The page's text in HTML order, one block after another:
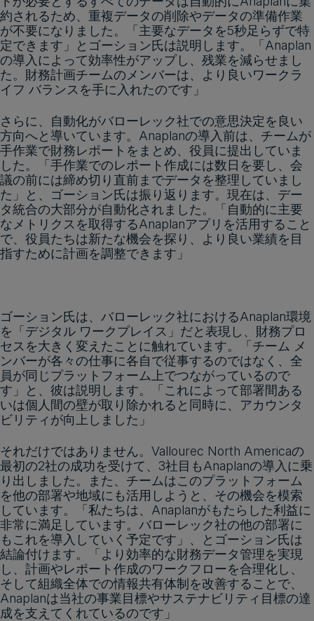
約されるため、重複データの削除やデータの準備作業
が不要になりました。「主要なデータを5秒足らずで特
定できます」とゴーション氏は説明します。「Anaplan
の導入によって効率性がアップし、残業を減らせまし
た。財務計画チームのメンバーは、より良いワークラ
イフ バランスを手に入れたのです」
さらに、自動化がバローレック社での意思決定を良い
方向へと導いています。Anaplanの導入前は、チームが
手作業で財務レポートをまとめ、役員に提出していま
した。「手作業でのレポート作成には数日を要し、会
議の前には締め切り直前までデータを整理していまし
た」と、ゴーション氏は振り返ります。現在は、デー
タ統合の大部分が自動化されました。「自動的に主要
なメトリクスを取得するAnaplanアプリを活用すること
で、役員たちは新たな機会を探り、より良い業績を目
指すために計画を調整できます」
ゴーション氏は、バローレック社におけるAnaplan環境
を「デジタル ワークプレイス」だと表現し、財務プロ
セスを大きく変えたことに触れています。「チーム メ
ンバーが各々の仕事に各自で従事するのではなく、全
員が同じプラットフォーム上でつながっているので
す」と、彼は説明します。「これによって部署間ある
いは個人間の壁が取り除かれると同時に、アカウンタ
ビリティが向上しました」
それだけではありません。Vallourec North Americaの
最初の2社の成功を受けて、3社目もAnaplanの導入に乗
り出しました。また、チームはこのプラットフォーム
を他の部署や地域にも活用しようと、その機会を模索
しています。「私たちは、Anaplanがもたらした利益に
非常に満足しています。バローレック社の他の部署に
もこれを導入していく予定です」、とゴーション氏は
結論付けます。「より効率的な財務データ管理を実現
し、計画やレポート作成のワークフローを合理化し、
そして組織全体での情報共有体制を改善することで、
Anaplanは当社の事業目標やサステナビリティ目標の達
成を支えてくれているのです」